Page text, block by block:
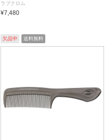
ラブクロム
¥7,480
欠品中 送料無料